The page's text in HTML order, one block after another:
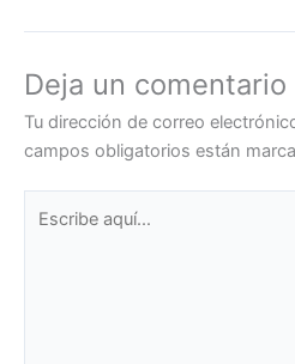
Deja un comentario
Tu dirección de correo
campos obligatorios están